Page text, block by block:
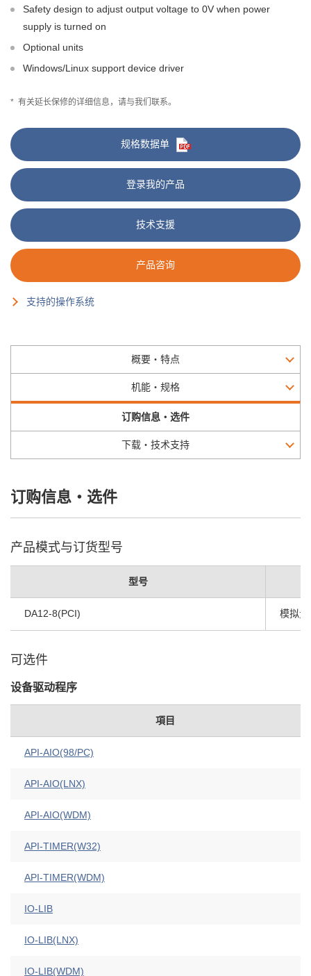
Safety design to adjust output voltage to 0V when power
supply is turned on
Optional units
Windows/Linux support device driver
* 有关延长保修的详细信息，请与我们联系。
规格数据单
登录我的产品
技术支援
产品咨询
支持的操作系统
概要・特点
机能・规格
订购信息・选件
下载・技术支持
订购信息・选件
产品模式与订货型号
型号
DA12-8(PCI) 模拟
可选件
设备驱动程序
項目
API-AIO(98/PC)
API-AIO(LNX)
API-AIO(WDM)
API-TIMER(W32)
API-TIMER(WDM)
IO-LIB
IO-LIB(LNX)
IO-LIB(WDM)